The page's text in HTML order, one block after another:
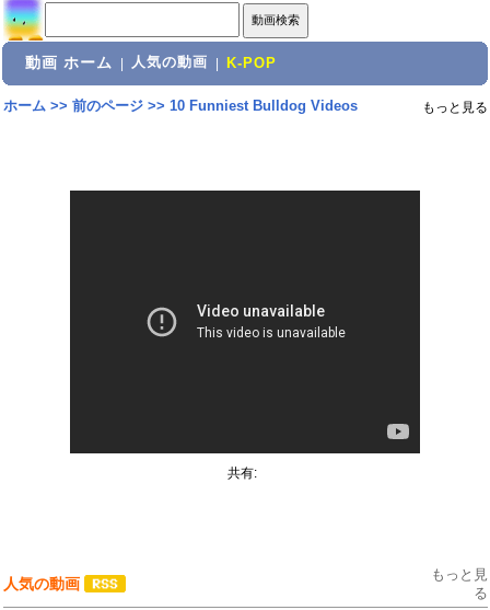
動画 ホーム 人気の動画 K-POP
ホーム>> 前のページ>> 10 Funniest Bulldog Videos もっと見る
共有:
人気の動画
もっと見
る